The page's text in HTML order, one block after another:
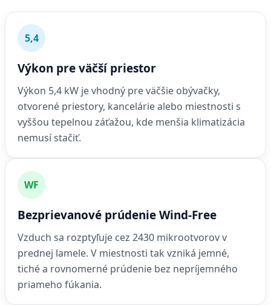
5,4
Výkon pre väčší priestor
Výkon 5,4 kW je vhodný pre väčšie obývačky,
otvorené priestory, kancelárie alebo miestnosti s
vyššou tepelnou záťažou, kde menšia klimatizácia
nemusí stačiť.
WF
Bezprievanové prúdenie Wind-Free
Vzduch sa rozptyľuje cez 2430 mikrootvorov v
prednej lamele. V miestnosti tak vzniká jemné,
tiché a rovnomerné prúdenie bez nepríjemného
priameho fúkania.